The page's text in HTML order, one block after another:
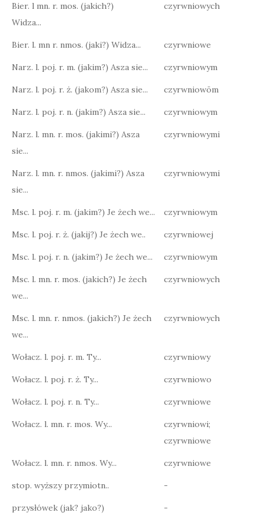
Bier. l mn. r. mos. (jakich?)
Widza...
czyrwniowych
Bier. l. mn r. nmos. (jaki?) Widza... czyrwniowe
Narz. l. poj. r. m. (jakim?) Asza sie... czyrwniowym
Narz. l. poj. r. ż. (jakom?) Asza sie... czyrwniowōm
Narz. l. poj. r. n. (jakim?) Asza sie... czyrwniowym
Narz. l. mn. r. mos. (jakimi?) Asza
sie...
czyrwniowymi
Narz. l. mn. r. nmos. (jakimi?) Asza
sie...
czyrwniowymi
Msc. l. poj. r. m. (jakim?) Je żech we... czyrwniowym
Msc. l. poj. r. ż. (jakij?) Je żech we.. czyrwniowej
Msc. l. poj. r. n. (jakim?) Je żech we... czyrwniowym
Msc. l. mn. r. mos. (jakich?) Je żech
we...
czyrwniowych
Msc. l. mn. r. nmos. (jakich?) Je żech
we...
czyrwniowych
Wołacz. l. poj. r. m. Ty... czyrwniowy
Wołacz. l. poj. r. ż. Ty... czyrwniowo
Wołacz. l. poj. r. n. Ty... czyrwniowe
Wołacz. l. mn. r. mos. Wy...
czyrwniowi;
czyrwniowe
Wołacz. l. mn. r. nmos. Wy... czyrwniowe
stop. wyższy przymiotn.. -
przysłówek (jak? jako?) -